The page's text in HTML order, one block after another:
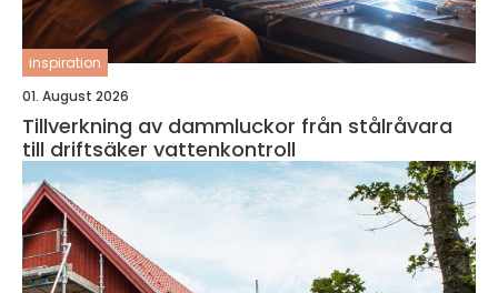
inspiration
01. August 2026
Tillverkning av dammluckor från stålråvara
till driftsäker vattenkontroll